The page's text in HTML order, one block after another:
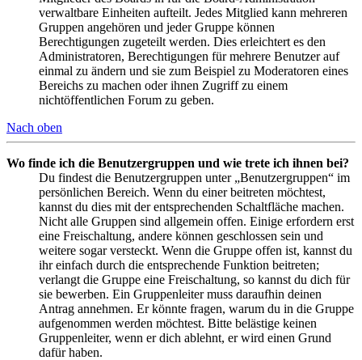
verwaltbare Einheiten aufteilt. Jedes Mitglied kann mehreren
Gruppen angehören und jeder Gruppe können
Berechtigungen zugeteilt werden. Dies erleichtert es den
Administratoren, Berechtigungen für mehrere Benutzer auf
einmal zu ändern und sie zum Beispiel zu Moderatoren eines
Bereichs zu machen oder ihnen Zugriff zu einem
nichtöffentlichen Forum zu geben.
Nach oben
Wo finde ich die Benutzergruppen und wie trete ich ihnen bei?
Du findest die Benutzergruppen unter „Benutzergruppen“ im
persönlichen Bereich. Wenn du einer beitreten möchtest,
kannst du dies mit der entsprechenden Schaltfläche machen.
Nicht alle Gruppen sind allgemein offen. Einige erfordern erst
eine Freischaltung, andere können geschlossen sein und
weitere sogar versteckt. Wenn die Gruppe offen ist, kannst du
ihr einfach durch die entsprechende Funktion beitreten;
verlangt die Gruppe eine Freischaltung, so kannst du dich für
sie bewerben. Ein Gruppenleiter muss daraufhin deinen
Antrag annehmen. Er könnte fragen, warum du in die Gruppe
aufgenommen werden möchtest. Bitte belästige keinen
Gruppenleiter, wenn er dich ablehnt, er wird einen Grund
dafür haben.